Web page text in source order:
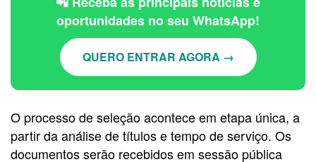
oportunidades no seu WhatsApp!
QUERO ENTRAR AGORA →
O processo de seleção acontece em etapa única, a
partir da análise de títulos e tempo de serviço. Os
documentos serão recebidos em sessão pública